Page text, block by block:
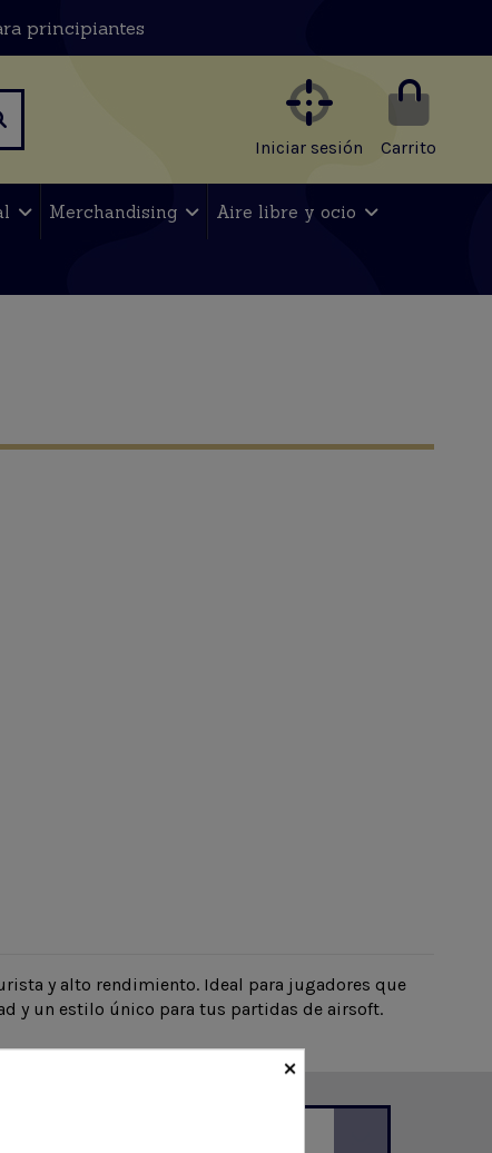
principiantes
Iniciar sesión Carrito
Merchandising Aire libre y ocio
y alto rendimiento. Ideal para jugadores que
y un estilo único para tus partidas de airsoft.
×